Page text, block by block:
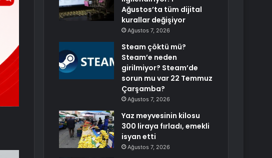
Ağustos’ta tüm dijital
kurallar değişiyor
Ağustos 7, 2026
Steam çöktü mü?
Steam’e neden
girilmiyor? Steam’de
sorun mu var 22 Temmuz
Çarşamba?
Ağustos 7, 2026
Yaz meyvesinin kilosu
300 liraya fırladı, emekli
isyan etti
Ağustos 7, 2026